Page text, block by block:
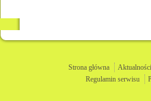
Strona główna Aktualności
Regulamin serwisu